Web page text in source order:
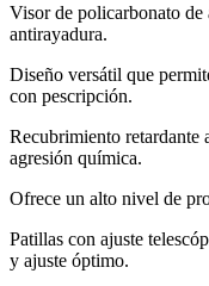
Visor de policarbonato de
antirayadura.
Diseño versátil que
con pescripción.
Recubrimiento retardante
agresión química.
Ofrece un alto nivel de
Patillas con ajuste
y ajuste óptimo.